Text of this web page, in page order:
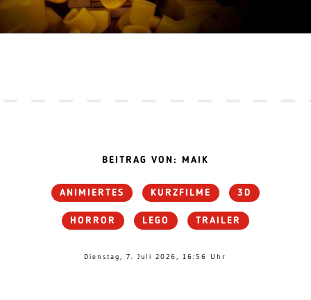
BEITRAG VON: MAIK
ANIMIERTES KURZFILME 3D
HORROR LEGO TRAILER
Dienstag, 7. Juli 2026, 16:56 Uhr